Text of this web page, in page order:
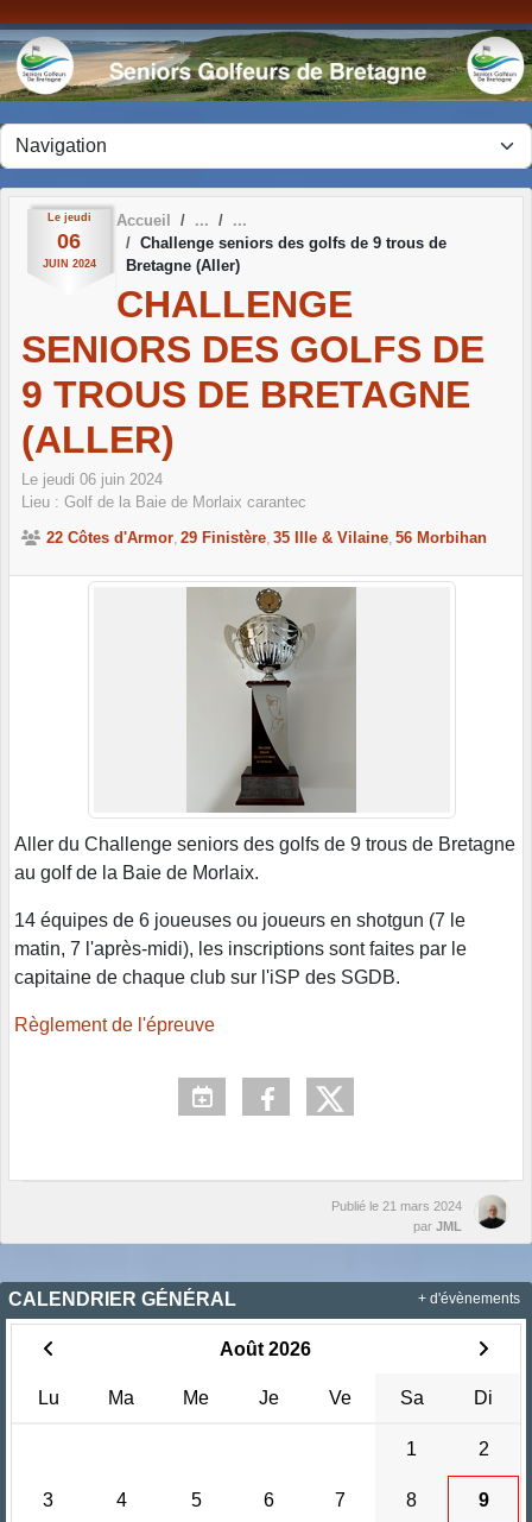
Le jeudi
06
JUIN 2024
Accueil
Challenge seniors des golfs de 9 trous de
Bretagne (Aller)
CHALLENGE
SENIORS DES GOLFS DE
9 TROUS DE BRETAGNE
(ALLER)
Le jeudi 06 juin 2024
Lieu : Golf de la Baie de Morlaix carantec
22 Côtes d'Armor 29 Finistère 35 Ille & Vilaine 56 Morbihan
Aller du Challenge seniors des golfs de 9 trous de Bretagne
au golf de la Baie de Morlaix.
14 équipes de 6 joueuses ou joueurs en shotgun (7 le
matin, 7 l'après-midi), les inscriptions sont faites par le
capitaine de chaque club sur l'iSP des SGDB.
Règlement de l'épreuve
Publié le 21 mars 2024
par JML
CALENDRIER GÉNÉRAL
Août 2026
Lu Ma Me Je Ve Sa Di
1 2
3 4 5 6 7 8 9
+ d'évènements